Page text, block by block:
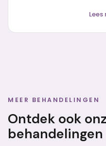
MEER BEHANDELINGEN
Ontdek ook
behandelingen